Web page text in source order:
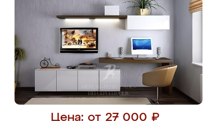
Цена: от 27 000 ₽